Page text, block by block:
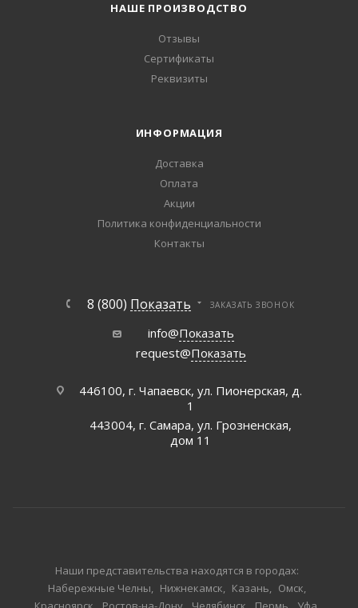
НАШЕ ПРОИЗВОДСТВО
Отзывы
Сертификаты
Реквизиты
ИНФОРМАЦИЯ
Доставка
Оплата
Акции
Политика конфиденциальности
Контакты
8 (800) Показать ЗАКАЗАТЬ ЗВОНОК
info@Показать
request@Показать
446100, г. Чапаевск, ул. Пионерская, д.
1
443004, г. Самара, ул. Грозненская,
дом 11
Наши представительства находятся в городах:
Набережные Челны
Нижнекамск Казань
Омск